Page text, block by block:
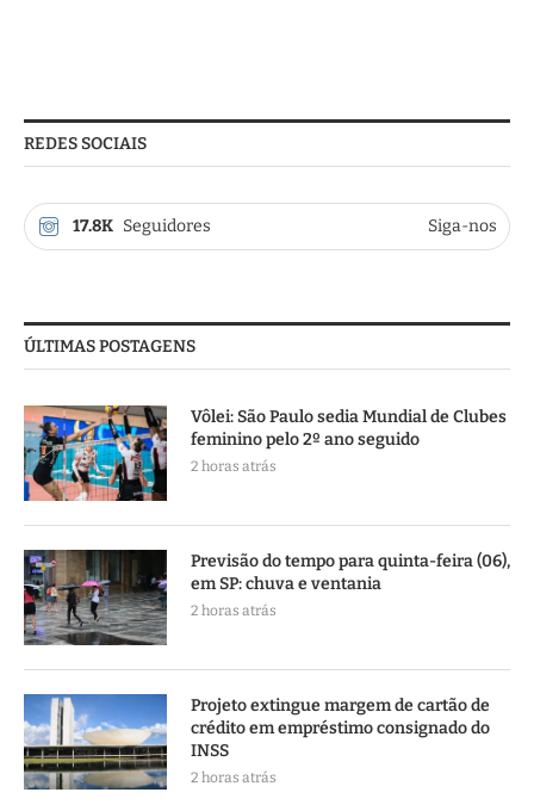
REDES SOCIAIS
17.8K Seguidores Siga-nos
ÚLTIMAS POSTAGENS
Vôlei: São Paulo sedia Mundial de Clubes
feminino pelo 2º ano seguido
2 horas atrás
Previsão do tempo para quinta-feira (06),
em SP: chuva e ventania
2 horas atrás
Projeto extingue margem de cartão de
crédito em empréstimo consignado do
INSS
2 horas atrás